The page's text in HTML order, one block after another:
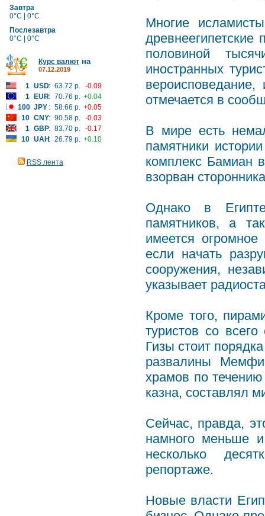
Завтра
0°C | 0°C
Послезавтра
0°C | 0°C
Курс валют на
07.12.2019
1 USD: 63.72 р. -0.09
1
EUR: 70.76 р. +0.04
100 JPY : 58.66 р. +0.05
10 CNY: 90.58 р. -0.03
1 GBP: 83.70 р. -0.17
10 UAH: 26.79 р. +0.10
RSS лента
Многие
древнеегипетские
половиной
иностранных
отмечается в
В мире есть
памятники
комплекс Бамиан
взорван
Однако в
памятников, а
имеется огромное
если начать
сооружения,
указывает
Кроме того,
туристов со
Гизы стоит
развалины
храмов по
казна, составлял
Сейчас, правда,
намного меньше
несколько
репортаже.
Новые власти